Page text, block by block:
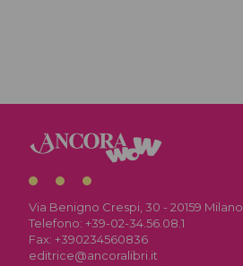
Via Benigno Crespi, 30 - 20159 Milano
Telefono: +39-02-34.56.08.1
Fax: +390234560836
editrice@ancoralibri.it